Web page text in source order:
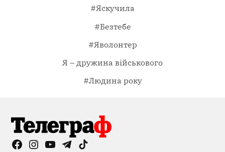
#Яскучила
#Безтебе
#Яволонтер
Я – дружина військового
#Людина року
FacebookInstagram
YouTubeTelegramTikTok